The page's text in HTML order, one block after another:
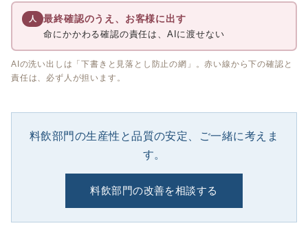
人
最終確認のうえ、お客様に出す
命にかかわる確認の責任は、AIに渡せない
AIの洗い出しは「下書きと見落とし防止の網」。赤い線から下の確認と
責任は、必ず人が担います。
料飲部門の生産性と品質の安定、ご一緒に考えま
す。
料飲部門の改善を相談する